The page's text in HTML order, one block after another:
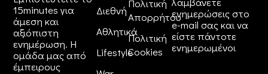
15minutes για
άμεση και
αξιόπιστη
ενημέρωση. Η
ομάδα μας από
έμπειρους
Διεθνή
Αθλητικά
Lifestyle
Πολιτική
Απορρήτου
Πολιτική
Cookies
ενημερώσεις στο
e-mail σας και να
είστε πάντοτε
ενημερωμένοι